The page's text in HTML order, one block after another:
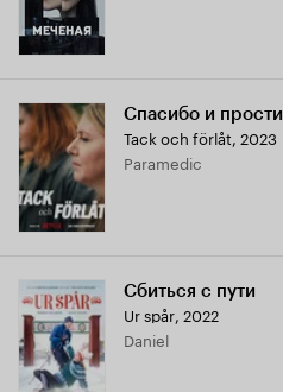
Спасибо и прости
Tack och förlåt, 2023
Paramedic
Сбиться с пути
Ur spår, 2022
Daniel